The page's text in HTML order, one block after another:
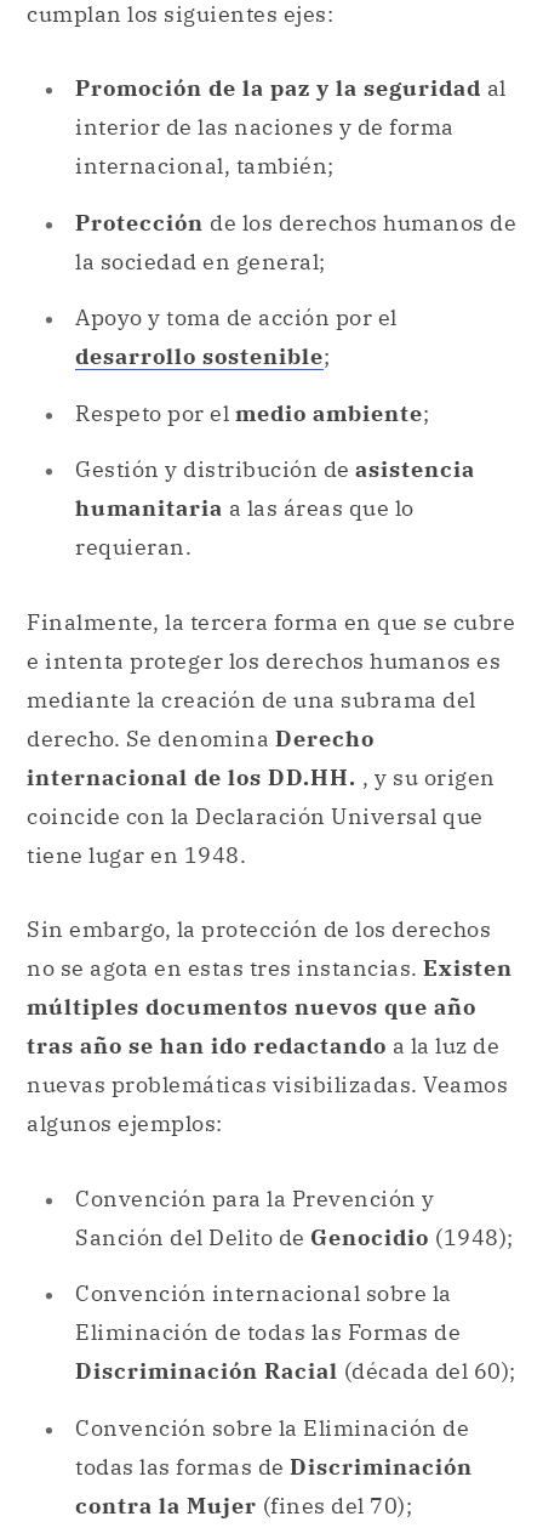
cumplan los siguientes ejes:
Promoción de la paz y la seguridad al
interior de las naciones y de forma
internacional, también;
Protección de los derechos humanos de
la sociedad en general;
Apoyo y toma de acción por el
desarrollo sostenible;
Respeto por el medio ambiente;
Gestión y distribución de asistencia
humanitaria a las áreas que lo
requieran.
Finalmente, la tercera forma en que se cubre
e intenta proteger los derechos humanos es
mediante la creación de una subrama del
derecho. Se denomina Derecho
internacional de los DD.HH. , y su origen
coincide con la Declaración Universal que
tiene lugar en 1948.
Sin embargo, la protección de los derechos
no se agota en estas tres instancias. Existen
múltiples documentos nuevos que año
tras año se han ido redactando a la luz de
nuevas problemáticas visibilizadas. Veamos
algunos ejemplos:
Convención para la Prevención y
Sanción del Delito de Genocidio (1948);
Convención internacional sobre la
Eliminación de todas las Formas de
Discriminación Racial (década del 60);
Convención sobre la Eliminación de
todas las formas de Discriminación
contra la Mujer (fines del 70);